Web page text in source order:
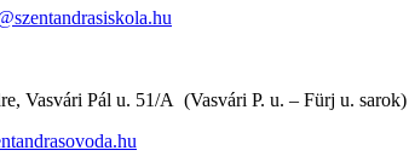
Vasvári Pál u. 51/A (Vasvári P. u. – Fürj u. sarok)